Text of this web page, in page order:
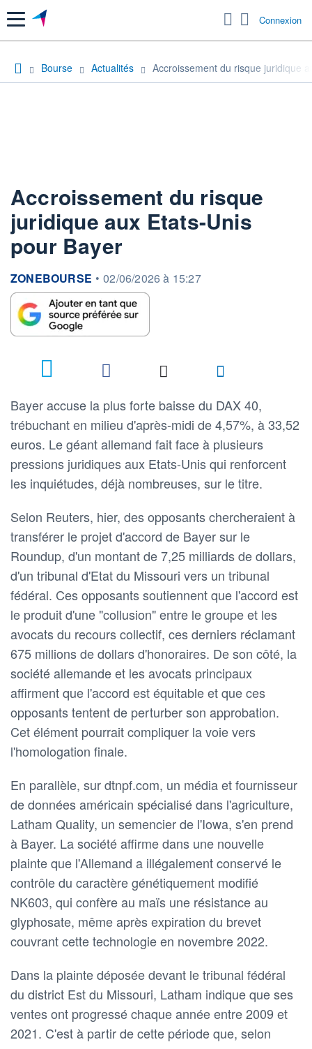
Menu Connexion
Bourse Actualités Accroissement du risque juridique
Accroissement du risque
juridique aux Etats-Unis
pour Bayer
information fournie par
ZONEBOURSE • 02/06/2026 à 15:27
Bayer accuse la plus forte baisse du DAX 40,
trébuchant en milieu d'après-midi de 4,57%, à 33,52
euros. Le géant allemand fait face à plusieurs
pressions juridiques aux Etats-Unis qui renforcent
les inquiétudes, déjà nombreuses, sur le titre.
Selon Reuters, hier, des opposants chercheraient à
transférer le projet d'accord de Bayer sur le
Roundup, d'un montant de 7,25 milliards de dollars,
d'un tribunal d'Etat du Missouri vers un tribunal
fédéral. Ces opposants soutiennent que l'accord est
le produit d'une "collusion" entre le groupe et les
avocats du recours collectif, ces derniers réclamant
675 millions de dollars d'honoraires. De son côté, la
société allemande et les avocats principaux
affirment que l'accord est équitable et que ces
opposants tentent de perturber son approbation.
Cet élément pourrait compliquer la voie vers
l'homologation finale.
En parallèle, sur dtnpf.com, un média et fournisseur
de données américain spécialisé dans l'agriculture,
Latham Quality, un semencier de l'Iowa, s'en prend
à Bayer. La société affirme dans une nouvelle
plainte que l'Allemand a illégalement conservé le
contrôle du caractère génétiquement modifié
NK603, qui confère au maïs une résistance au
glyphosate, même après expiration du brevet
couvrant cette technologie en novembre 2022.
Dans la plainte déposée devant le tribunal fédéral
du district Est du Missouri, Latham indique que ses
ventes ont progressé chaque année entre 2009 et
2021. C'est à partir de cette période que, selon